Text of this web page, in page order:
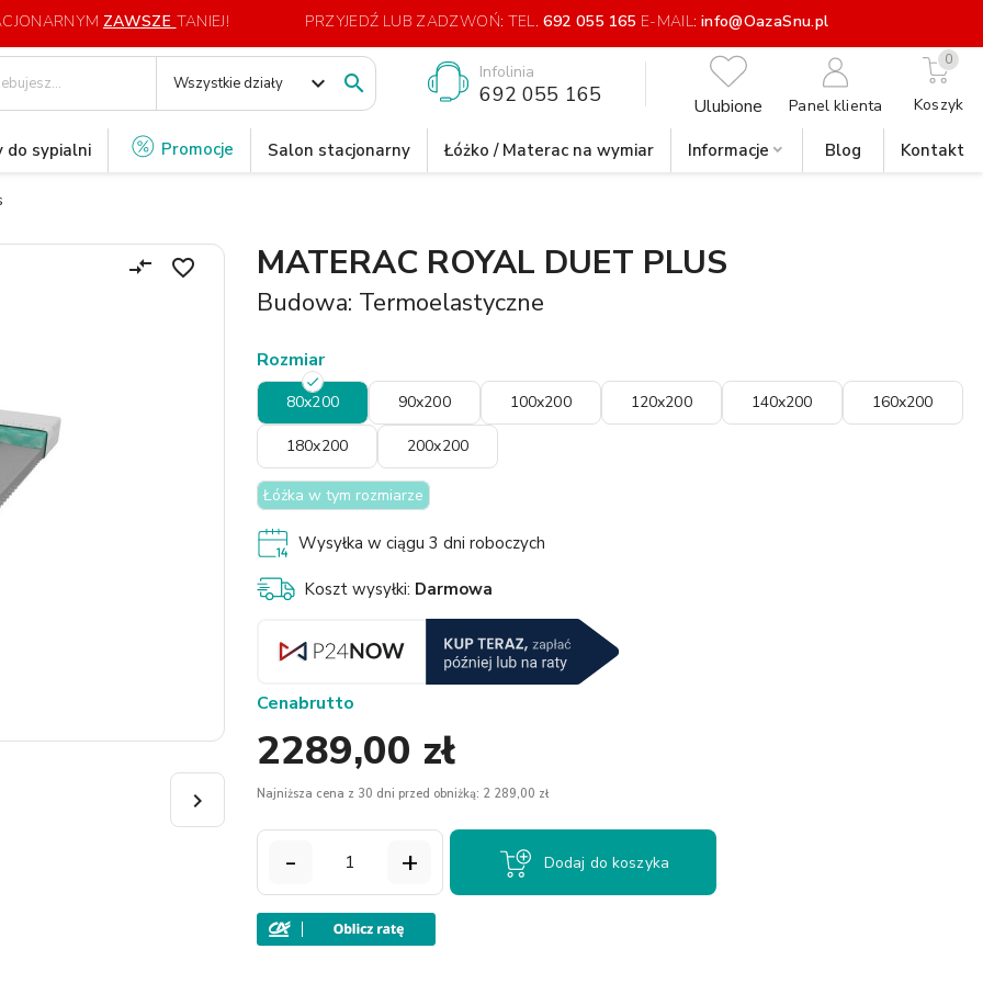
ZAWSZE TANIEJ! PRZYJEDŹ LUB ZADZWOŃ: TEL. 692 055 165 E-MAIL: info@OazaSnu.pl
Wszystkie działy expand_more  Infolinia
692 055 165 Panel klienta
0
Koszyk
Ulubione
do sypialni Promocje Salon stacjonarny Łóżko / Materac na wymiar Informacje Blog Kontakt
favorite_border
compare_arrows

MATERAC ROYAL DUET PLUS
Budowa: Termoelastyczne
Rozmiar
80x200 90x200 100x200 120x200 140x200 160x200
180x200 200x200
Łóżka w tym rozmiarze
Wysyłka w ciągu 3 dni roboczych
Koszt wysyłki: Darmowa
Cenabrutto
2289,00 zł
Najniższa cena z 30 dni przed obniżką: 2 289,00 zł
- + Dodaj do koszyka